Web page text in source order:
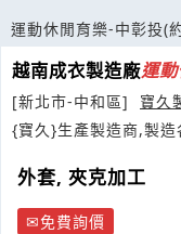
運動休閒育樂-中彰投(
越南成衣製造廠運動
[新北市-中和區]
寶久
{寶久}生產製造商,製
外套, 夾克加工
免費詢價